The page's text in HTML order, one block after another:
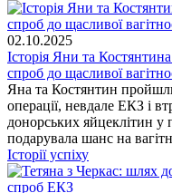
02.10.2025
Історія Яни та
спроб до щасливої
Яна та Костянтин
операції, невдале ЕКЗ і
донорських яйцеклітин у
подарувала шанс на
Історії успіху